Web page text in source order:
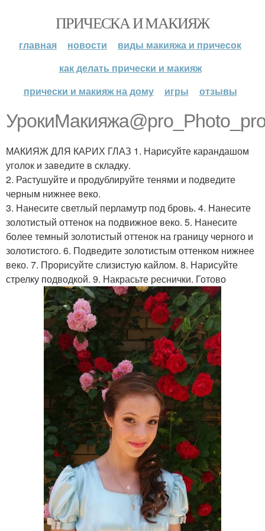
ПРИЧЕСКА И МАКИЯЖ
главная новости
виды макияжа и причесок
как делать прически и макияж
прически и макияж на дому
игры отзывы
МАКИЯЖ ДЛЯ КАРИХ ГЛАЗ 1. Нарисуйте карандашом
уголок и заведите в складку.
2. Растушуйте и продублируйте тенями и подведите
черным нижнее веко.
3. Нанесите светлый перламутр под бровь. 4. Нанесите
золотистый оттенок на подвижное веко. 5. Нанесите
более темный золотистый оттенок на границу черного и
золотистого. 6. Подведите золотистым оттенком нижнее
веко. 7. Прорисуйте слизистую кайлом. 8. Нарисуйте
стрелку подводкой. 9. Накрасьте реснички. Готово